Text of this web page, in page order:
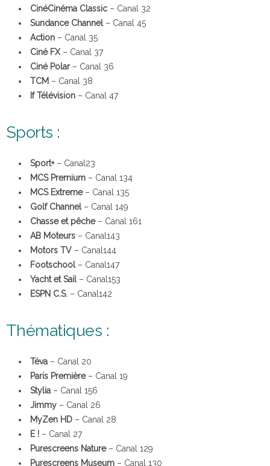
CinéCinéma Classic – Canal 32
Sundance Channel– Canal 45
Action – Canal 35
Ciné FX– Canal 37
Ciné Polar– Canal 36
TCM – Canal 38
If Télévision – Canal 47
Sports :
Sport+– Canal23
MCS Premium – Canal 134
MCS Extreme– Canal 135
Golf Channel– Canal 149
Chasse et pêche– Canal 161
AB Moteurs – Canal143
Motors TV – Canal144
Footschool– Canal147
Yacht et Sail– Canal153
ESPN C.S. – Canal142
Thématiques :
Téva – Canal 20
Paris Première– Canal 19
Stylia – Canal 156
Jimmy – Canal 26
MyZen HD – Canal 28
E ! – Canal 27
Purescreens Nature– Canal 129
Purescreens Museum – Canal 130